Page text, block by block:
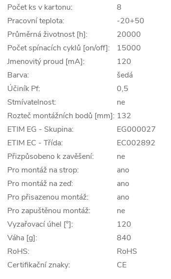
Počet ks v kartonu:
8
Pracovní teplota:
-20+50
Průměrná životnost [h]:
20000
Počet spínacích cyklů [on/off]:
15000
Jmenovitý proud [mA]:
120
Barva:
šedá
Účiník Pf:
0,5
Stmívatelnost:
ne
Rozteč montážních bodů [mm]: 132
ETIM EG - Skupina:
EG000027
ETIM EC - Třída:
EC002892
Přizpůsobeno k zavěšení:
ne
Pro montáž na strop:
ano
Pro montáž na zeď:
ano
Pro přisazenou montáž:
ano
Pro zapuštěnou montáž:
ne
Vyzařovací úhel [°]:
120
Váha [g]:
840
RoHS:
RoHS
Certifikační znaky:
CE